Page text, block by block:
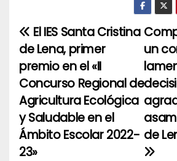
Navegación
de
entradas
un
de
El IES Santa Cristina
de Lena, primer
premio en el «II
Concurso Regional de
Agricultura Ecológica
y Saludable en el
Ámbito Escolar 2022-
23»